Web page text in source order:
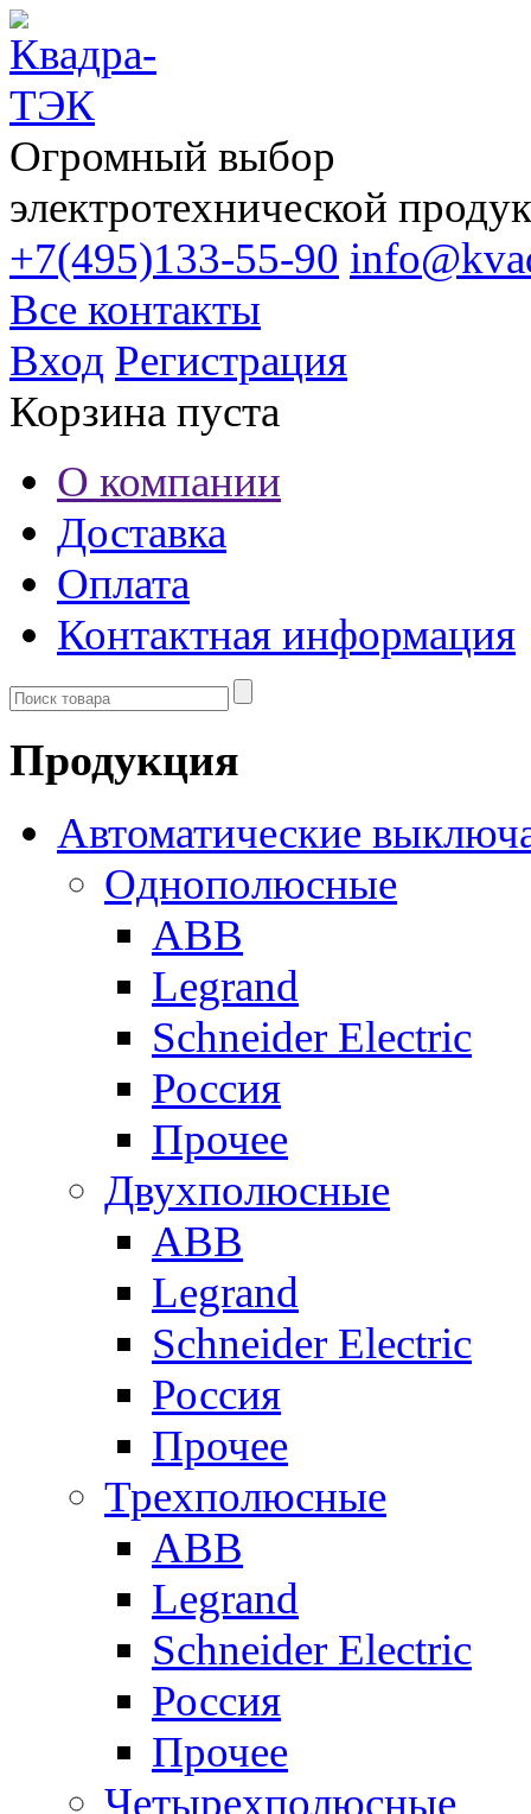
Огромный выбор
электротехнической
+7(495)133-55-90
Все контакты
Вход Регистрация
Корзина пуста
О компании
Доставка
Оплата
Контактная информация
Продукция
Автоматические
Однополюсные
ABB
Legrand
Schneider Electric
Россия
Прочее
Двухполюсные
ABB
Legrand
Schneider Electric
Россия
Прочее
Трехполюсные
ABB
Legrand
Schneider Electric
Россия
Прочее
Четырехполюсные